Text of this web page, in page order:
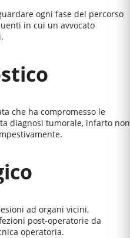
ogni fase del percorso
in cui un avvocato
che ha compromesso le
diagnosi tumorale, infarto non
ad organi vicini,
post-operatorie da
operatoria.